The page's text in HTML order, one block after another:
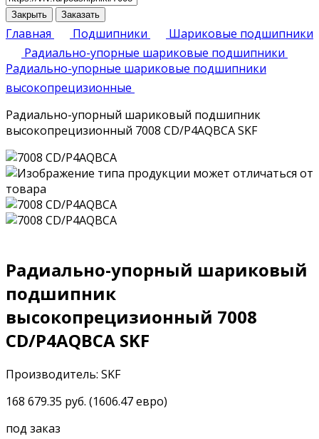
Закрыть Заказать
Главная Подшипники
Шариковые подшипники
Радиально-упорные шариковые подшипники
Радиально-упорные шариковые подшипники
высокопрецизионные
Радиально-упорный шариковый подшипник
высокопрецизионный 7008 CD/P4AQBCA SKF
Радиально-упорный шариковый
подшипник
высокопрецизионный 7008
CD/P4AQBCA SKF
Производитель: SKF
168 679.35 руб. (1606.47 евро)
под заказ